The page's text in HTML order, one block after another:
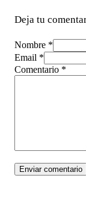
Deja tu
Nombre *
Email *
Comentario *